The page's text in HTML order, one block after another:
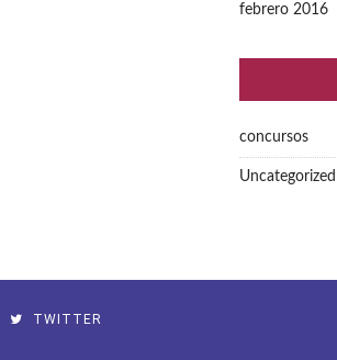
febrero 2016
concursos
Uncategorized
TWITTER